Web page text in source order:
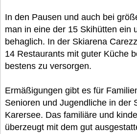
In den Pausen und auch bei
man in eine der 15 Skihütten ein
behaglich. In der Skiarena
14 Restaurants mit guter Küche
bestens zu versorgen.
Ermäßigungen gibt es für
Senioren und Jugendliche in der
Karersee. Das familiäre und
überzeugt mit dem gut